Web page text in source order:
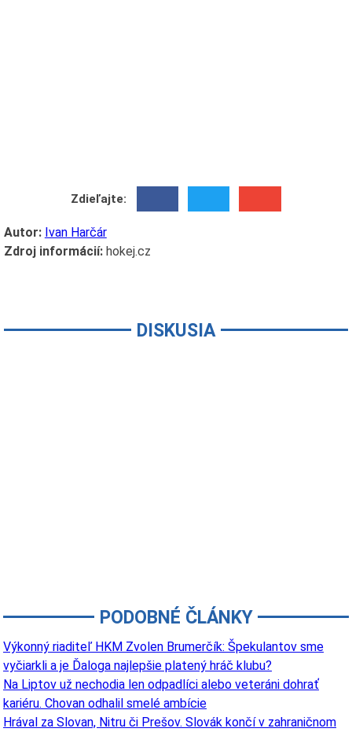
Zdieľajte:
Autor: Ivan Harčár
Zdroj informácií:hokej.cz
DISKUSIA
PODOBNÉ ČLÁNKY
Výkonný riaditeľ HKM Zvolen Brumerčík: Špekulantov sme
vyčiarkli a je Ďaloga najlepšie platený hráč klubu?
Na Liptov už nechodia len odpadlíci alebo veteráni dohrať
kariéru. Chovan odhalil smelé ambície
Hrával za Slovan, Nitru či Prešov. Slovák končí v zahraničnom